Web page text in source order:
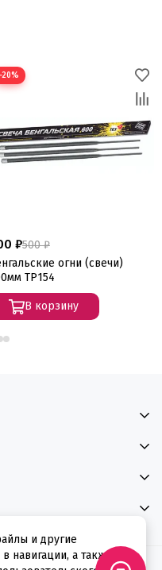
₽500 ₽
огни (свечи)
ТР154
В корзину
и другие
навигации, а также